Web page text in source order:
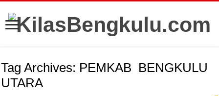
Tag Archives: PEMKAB BENGKULU
UTARA